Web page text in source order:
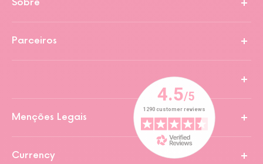
Sobre
Parceiros
Menções Legais
Currency